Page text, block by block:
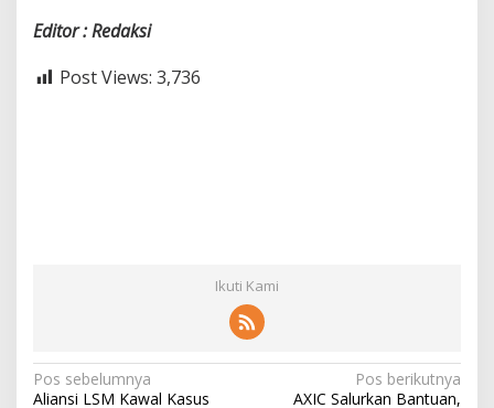
Editor : Redaksi
Post Views: 3,736
Ikuti Kami
N
Pos sebelumnya
Aliansi LSM Kawal Kasus
Pos berikutnya
AXIC Salurkan Bantuan,